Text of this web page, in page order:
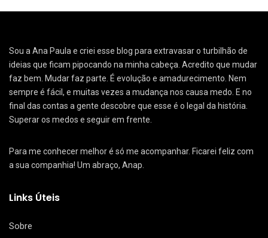
Sou a Ana Paula e criei esse blog para extravasar o turbilhão de
ideias que ficam pipocando na minha cabeça. Acredito que mudar
faz bem. Mudar faz parte. É evolução e amadurecimento. Nem
sempre é fácil, e muitas vezes a mudança nos causa medo. E no
final das contas a gente descobre que esse é o legal da história.
Superar os medos e seguir em frente.
Para me conhecer melhor é só me acompanhar. Ficarei feliz com
a sua companhia! Um abraço, Anap.
Links Úteis
Sobre